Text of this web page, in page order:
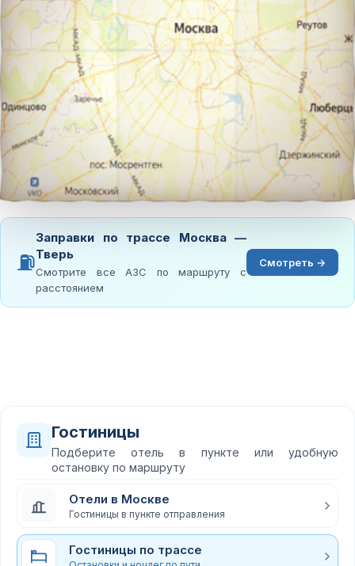
⛽
Заправки по трассе Москва —
Тверь
Смотрите все АЗС по маршруту с
расстоянием
Смотреть →
Гостиницы
Подберите отель в пункте или удобную
остановку по маршруту
Отели в Москве
Гостиницы в пункте отправления
Гостиницы по трассе